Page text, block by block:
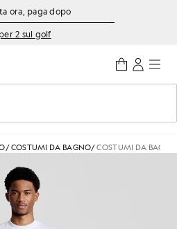
ora, paga dopo
2 sul golf
/COSTUMI DA BAGNO/COSTUMI DA BAGNO